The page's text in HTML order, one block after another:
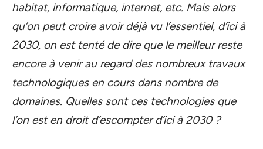
habitat, informatique, internet, etc. Mais alors
qu’on peut croire avoir déjà vu l’essentiel, d’ici à
2030, on est tenté de dire que le meilleur reste
encore à venir au regard des nombreux travaux
technologiques en cours dans nombre de
domaines. Quelles sont ces technologies que
l’on est en droit d’escompter d’ici à 2030 ?